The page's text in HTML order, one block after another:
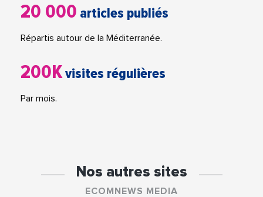
20 000 articles publiés
Répartis autour de la Méditerranée.
200Kvisites régulières
Par mois.
Nos autres sites
ECOMNEWS MEDIA